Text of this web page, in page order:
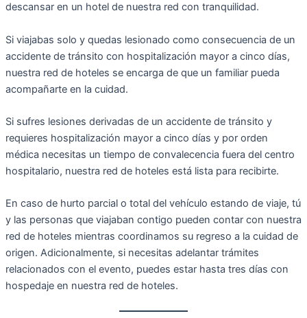
descansar en un hotel de nuestra red con tranquilidad.
Si viajabas solo y quedas lesionado como consecuencia de un
accidente de tránsito con hospitalización mayor a cinco días,
nuestra red de hoteles se encarga de que un familiar pueda
acompañarte en la cuidad.
Si sufres lesiones derivadas de un accidente de tránsito y
requieres hospitalización mayor a cinco días y por orden
médica necesitas un tiempo de convalecencia fuera del centro
hospitalario, nuestra red de hoteles está lista para recibirte.
En caso de hurto parcial o total del vehículo estando de viaje, tú
y las personas que viajaban contigo pueden contar con nuestra
red de hoteles mientras coordinamos su regreso a la cuidad de
origen. Adicionalmente, si necesitas adelantar trámites
relacionados con el evento, puedes estar hasta tres días con
hospedaje en nuestra red de hoteles.